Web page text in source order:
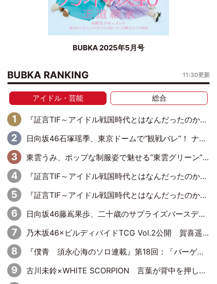
BUBKA 2025年5月号
BUBKA RANKING 11:30更新
アイドル・芸能 総合
『証言TIF～アイドル戦国時代とはなんだったのか～』第6回：でんぱ組.inc・古川未鈴×相沢梨紗「『ハロプロやりたかったな』って言ったら、夢眠ねむさんに『てめえはでんぱ組．incなんだよ！』って肩パンされて(笑)」
日向坂46石塚瑶季、東京ドームで“観戦バレ”！ ナイツ・塙も認めた「巨人に詳しすぎるアイドル」は元VENUSスクール生で杉内コーチ推し⁉
東雲うみ、ポップな制服姿で魅せる“東雲グリーン”の正体
『証言TIF～アイドル戦国時代とはなんだったのか～』第8回：Negicco・Nao☆×Megu×Kaede「東京からオファーが来たのと、梨の皮剥きとどっちが大事なんだって」
『証言TIF～アイドル戦国時代とはなんだったのか～』第10回：さくら学院・武藤彩未×飯田らうら「正直、中3で辞めるというのを信じてなくて。そう言われてはいたけど、嘘でしょって」
日向坂46藤嶌果歩、二十歳のサプライズバースデーに大喜び「頼られる先輩になれるように努力していきたい」
乃木坂46×ビルディバイドTCG Vol.2公開 賀喜遥香＆田村真佑が『京まふ』ステージに登壇
『僕青 須永心海のソロ連載』第18回：「バーゲンセールハンターみうな inしまむら」編
古川未鈴×WHITE SCORPION 言葉が背中を押した“それぞれの決意”